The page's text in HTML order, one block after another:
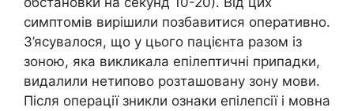
симптомів вирішили позбавитися оперативно.
З’ясувалося, що у цього пацієнта разом із
зоною, яка викликала епілептичні припадки,
видалили нетипово розташовану зону мови.
Після операції зникли ознаки епілепсії і мовна